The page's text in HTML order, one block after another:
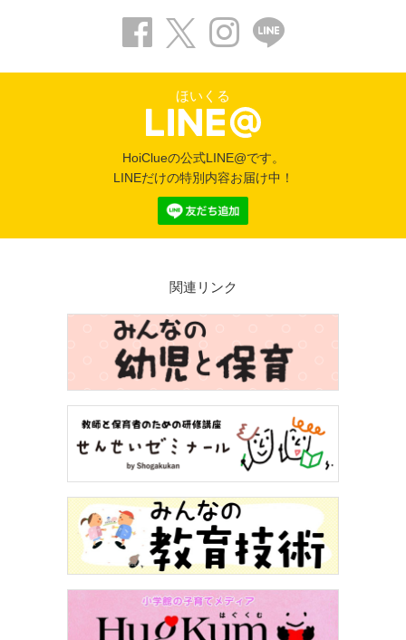
ほいくる
HoiClueの公式LINE@です。
LINEだけの特別内容お届け中！
関連リンク